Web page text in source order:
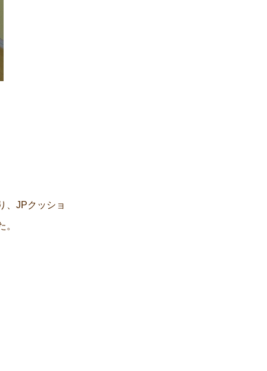
、JPクッショ